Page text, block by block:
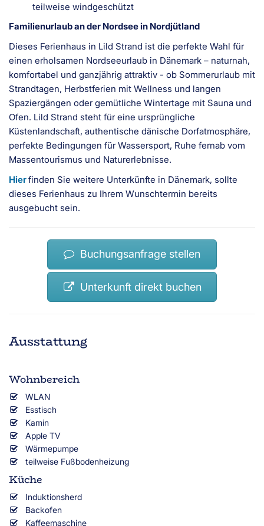
teilweise windgeschützt
Familienurlaub an der Nordsee in Nordjütland
Dieses Ferienhaus in Lild Strand ist die perfekte Wahl für
einen erholsamen Nordseeurlaub in Dänemark – naturnah,
komfortabel und ganzjährig attraktiv - ob Sommerurlaub mit
Strandtagen, Herbstferien mit Wellness und langen
Spaziergängen oder gemütliche Wintertage mit Sauna und
Ofen. Lild Strand steht für eine ursprüngliche
Küstenlandschaft, authentische dänische Dorfatmosphäre,
perfekte Bedingungen für Wassersport, Ruhe fernab vom
Massentourismus und Naturerlebnisse.
Hierfinden Sie weitere Unterkünfte in Dänemark, sollte
dieses Ferienhaus zu Ihrem Wunschtermin bereits
ausgebucht sein.
Buchungsanfrage stellen
Unterkunft direkt buchen
Ausstattung
Wohnbereich
WLAN
Esstisch
Kamin
Apple TV
Wärmepumpe
teilweise Fußbodenheizung
Küche
Induktionsherd
Backofen
Kaffeemaschine